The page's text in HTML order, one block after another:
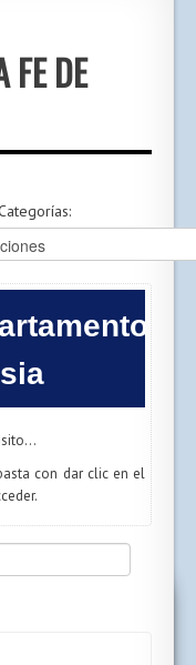
FE DE
con dar clic en el